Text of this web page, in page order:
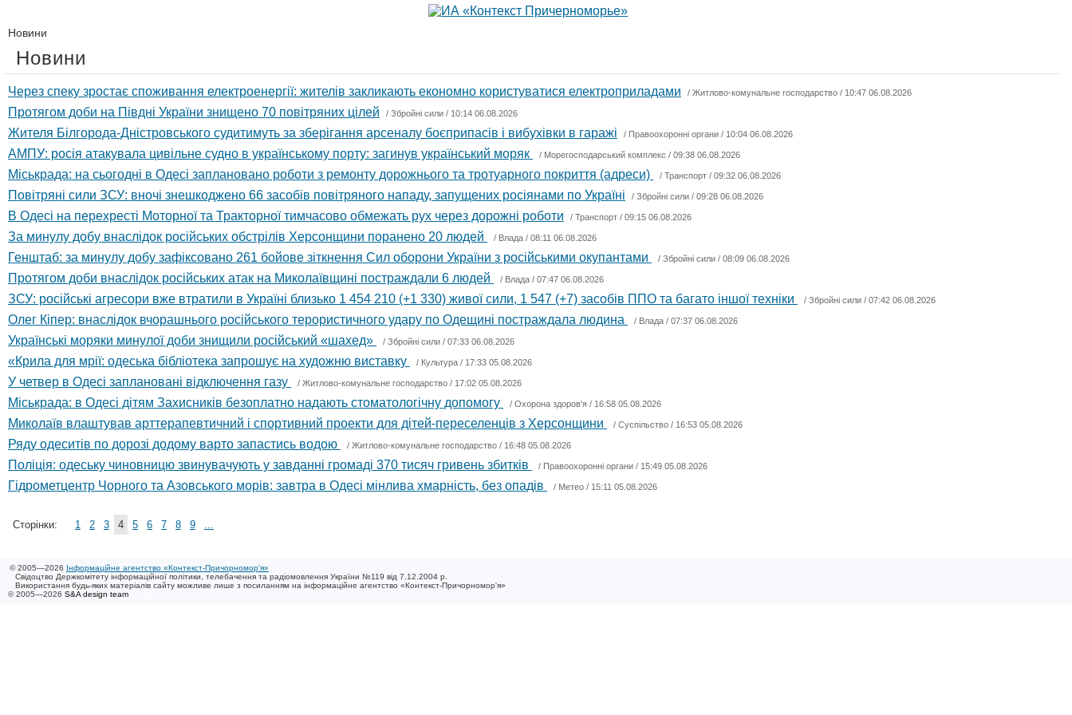
Новини
Новини
Через спеку зростає споживання електроенергії: жителів закликають економно користуватися електроприладами / Житлово-комунальне господарство / 10:47 06.08.2026
Протягом доби на Півдні України знищено 70 повітряних цілей / Збройні сили / 10:14 06.08.2026
Жителя Білгорода-Дністровського судитимуть за зберігання арсеналу боєприпасів і вибухівки в гаражі / Правоохоронні органи / 10:04 06.08.2026
АМПУ: росія атакувала цивільне судно в українському порту: загинув український моряк / Морегосподарський комплекс / 09:38 06.08.2026
Міськрада: на сьогодні в Одесі заплановано роботи з ремонту дорожнього та тротуарного покриття (адреси) / Транспорт / 09:32 06.08.2026
Повітряні сили ЗСУ: вночі знешкоджено 66 засобів повітряного нападу, запущених росіянами по Україні / Збройні сили / 09:28 06.08.2026
В Одесі на перехресті Моторної та Тракторної тимчасово обмежать рух через дорожні роботи / Транспорт / 09:15 06.08.2026
За минулу добу внаслідок російських обстрілів Херсонщини поранено 20 людей / Влада / 08:11 06.08.2026
Генштаб: за минулу добу зафіксовано 261 бойове зіткнення Сил оборони України з російськими окупантами / Збройні сили / 08:09 06.08.2026
Протягом доби внаслідок російських атак на Миколаївщині постраждали 6 людей / Влада / 07:47 06.08.2026
ЗСУ: російські агресори вже втратили в Україні близько 1 454 210 (+1 330) живої сили, 1 547 (+7) засобів ППО та багато іншої техніки / Збройні сили / 07:42 06.08.2026
Олег Кіпер: внаслідок вчорашнього російського терористичного удару по Одещині постраждала людина / Влада / 07:37 06.08.2026
Українські моряки минулої доби знищили російський «шахед» / Збройні сили / 07:33 06.08.2026
«Крила для мрії: одеська бібліотека запрошує на художню виставку / Культура / 17:33 05.08.2026
У четвер в Одесі заплановані відключення газу / Житлово-комунальне господарство / 17:02 05.08.2026
Міськрада: в Одесі дітям Захисників безоплатно надають стоматологічну допомогу / Охорона здоров'я / 16:58 05.08.2026
Миколаїв влаштував арттерапевтичний і спортивний проекти для дітей-переселенців з Херсонщини / Суспільство / 16:53 05.08.2026
Ряду одеситів по дорозі додому варто запастись водою / Житлово-комунальне господарство / 16:48 05.08.2026
Поліція: одеську чиновницю звинувачують у завданні громаді 370 тисяч гривень збитків / Правоохоронні органи / 15:49 05.08.2026
Гідрометцентр Чорного та Азовського морів: завтра в Одесі мінлива хмарність, без опадів / Метео / 15:11 05.08.2026
Сторінки: 1 2 3 4 5 6 7 8 9 ...
© 2005—2026 Інформаційне агентство «Контекст-Причорномор'я»
Свідоцтво Держкомітету інформаційної політики, телебачення та радіомовлення України №119 від 7.12.2004 р.
Використання будь-яких матеріалів сайту можливе лише з посиланням на інформаційне агентство «Контекст-Причорномор'я»
© 2005—2026 S&A design team